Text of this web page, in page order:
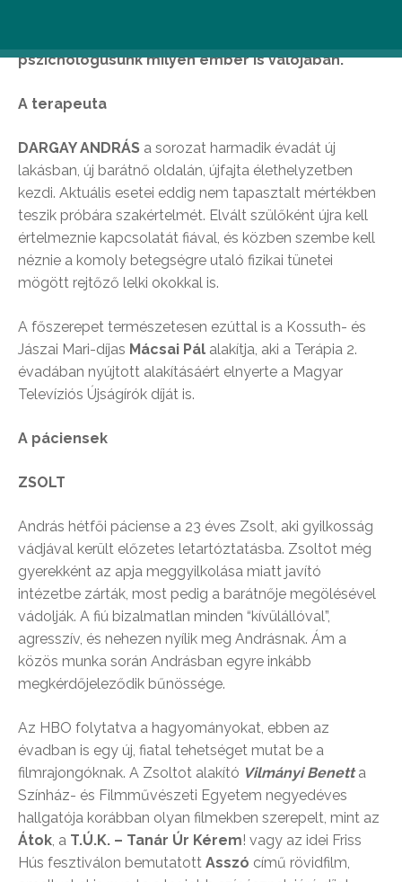
pszichológusunk milyen ember is valójában.
A terapeuta
DARGAY ANDRÁS a sorozat harmadik évadát új
lakásban, új barátnő oldalán, újfajta élethelyzetben
kezdi. Aktuális esetei eddig nem tapasztalt mértékben
teszik próbára szakértelmét. Elvált szülőként újra kell
értelmeznie kapcsolatát fiával, és közben szembe kell
néznie a komoly betegségre utaló fizikai tünetei
mögött rejtőző lelki okokkal is.
A főszerepet természetesen ezúttal is a Kossuth- és
Jászai Mari-díjas Mácsai Pál alakítja, aki a Terápia 2.
évadában nyújtott alakításáért elnyerte a Magyar
Televíziós Újságírók díját is.
A páciensek
ZSOLT
András hétfői páciense a 23 éves Zsolt, aki gyilkosság
vádjával került előzetes letartóztatásba. Zsoltot még
gyerekként az apja meggyilkolása miatt javító
intézetbe zárták, most pedig a barátnője megölésével
vádolják. A fiú bizalmatlan minden “kívülállóval”,
agresszív, és nehezen nyílik meg Andrásnak. Ám a
közös munka során Andrásban egyre inkább
megkérdőjeleződik bűnössége.
Az HBO folytatva a hagyományokat, ebben az
évadban is egy új, fiatal tehetséget mutat be a
filmrajongóknak. A Zsoltot alakító Vilmányi Benetta
Színház- és Filmművészeti Egyetem negyedéves
hallgatója korábban olyan filmekben szerepelt, mint az
Átok, a T.Ú.K. – Tanár Úr Kérem! vagy az idei Friss
Hús fesztiválon bemutatott Asszó című rövidfilm,